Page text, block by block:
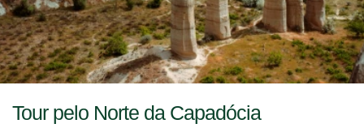
Tour pelo Norte da Capadócia